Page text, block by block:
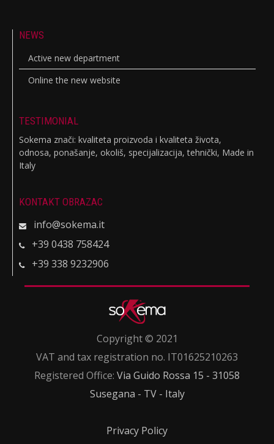
NEWS
Active new department
Online the new website
TESTIMONIAL
Sokema znači: kvaliteta proizvoda i kvaliteta života,
odnosa, ponašanje, okoliš, specijalizacija, tehnički, Made in
Italy
KONTAKT OBRAZAC
info@sokema.it
+39 0438 758424
+39 338 9232906
Copyright © 2021
VAT and tax registration no. IT01625210263
Registered Office: Via Guido Rossa 15 - 31058
Susegana - TV - Italy
Privacy Policy